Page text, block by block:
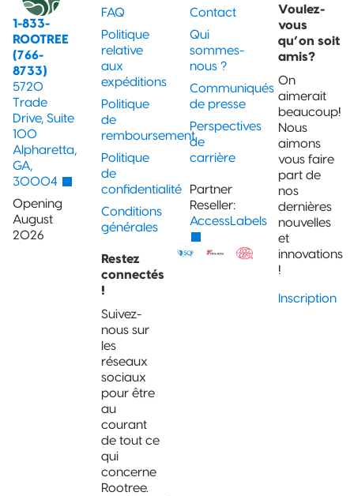
1-833-
ROOTREE
(766-
8733)
5720
Trade
Drive, Suite
100
Alpharetta,
GA,
30004
Opening
August
2026
FAQ
Politique
relative
aux
expéditions
Politique
de
remboursement
Politique
de
confidentialité
Conditions
générales
Restez
connectés
!
Suivez-
nous sur
les
réseaux
sociaux
pour être
au
courant
de tout ce
qui
concerne
Rootree.
Contact
Qui
sommes-
nous ?
Communiqués
de presse
Perspectives
de
carrière
Partner
Reseller:
AccessLabels
Voulez-
vous
qu’on soit
amis?
On
aimerait
beaucoup!
Nous
aimons
vous faire
part de
nos
dernières
nouvelles
et
innovations
!
Inscription